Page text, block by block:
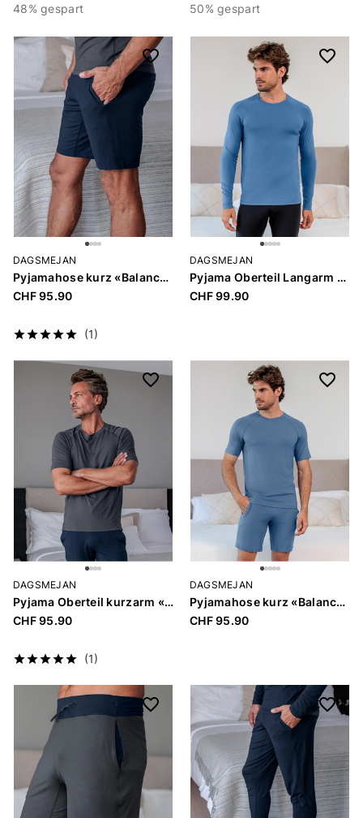
48% gespart
50% gespart
DAGSMEJAN
Pyjamahose kurz «Balance Men»
CHF 95.90
(1)
DAGSMEJAN
Pyjama Oberteil Langarm «Balance Men»
CHF 99.90
DAGSMEJAN
Pyjama Oberteil kurzarm «Balance Men»
CHF 95.90
(1)
DAGSMEJAN
Pyjamahose kurz «Balance Men»
CHF 95.90